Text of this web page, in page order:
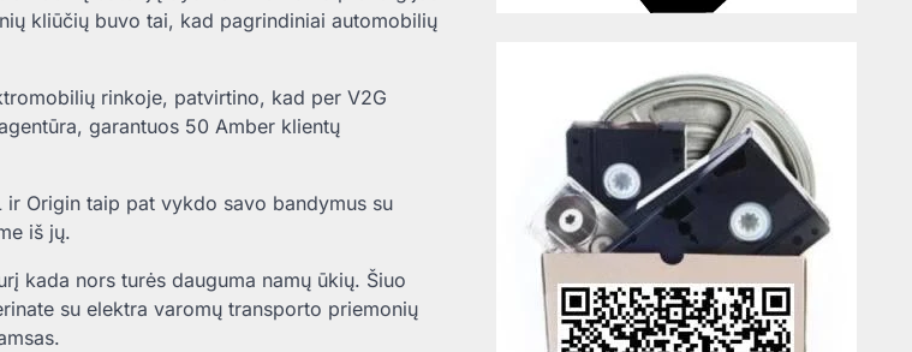
kliūčių buvo tai, kad pagrindiniai automobilių
rinkoje, patvirtino, kad per V2G
garantuos 50 Amber klientų
Origin taip pat vykdo savo bandymus su
iš jų.
kada nors turės dauguma namų ūkių. Šiuo
su elektra varomų transporto priemonių